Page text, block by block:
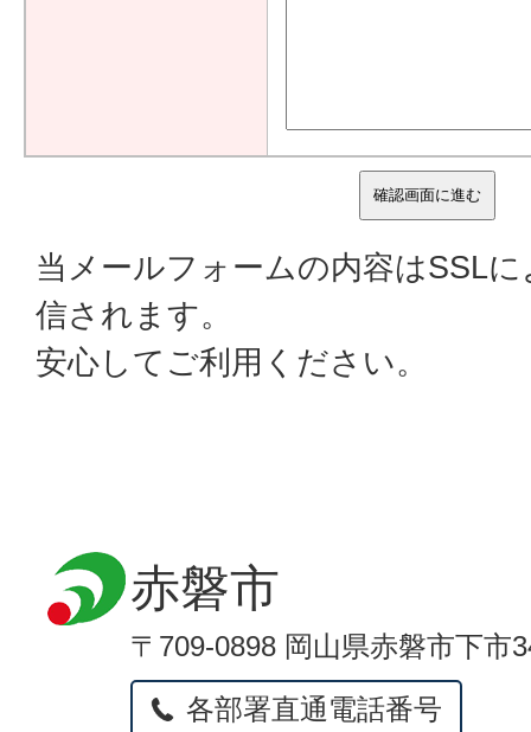
当メールフォームの内容はSSL
信されます。
安心してご利用ください。
赤磐市
〒709-0898 岡山県赤磐市下市
各部署直通電話番号